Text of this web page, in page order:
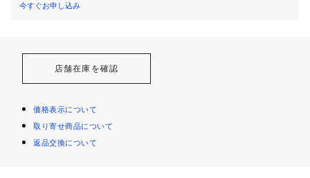
今すぐお申し込み
店舗在庫を確認
価格表示について
取り寄せ商品について
返品交換について